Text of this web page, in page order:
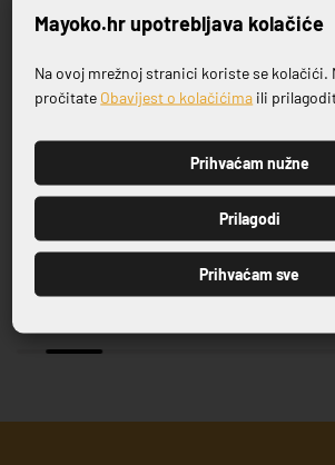
CROSS MARONE NATURAL
TAKUMI S
560,00 €
Prijavite se na naš
PRIJAVI SE
Mayoko.hr upotrebljava kolačiće
Na ovoj mrežnoj stranici koriste se kolačići.
pročitate Obavijest o kolačićima ili
Prihvaćam nužne
Prilagodi
Prihvaćam sve